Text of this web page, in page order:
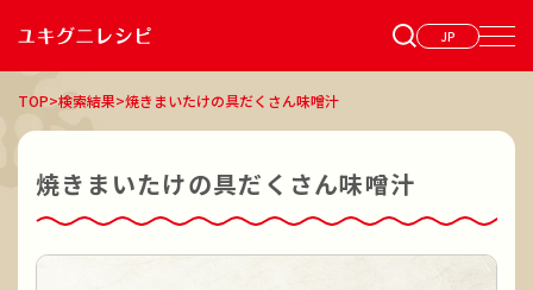
JP
TOP>検索結果>焼きまいたけの具だくさん味噌汁
焼きまいたけの具だくさん味噌汁